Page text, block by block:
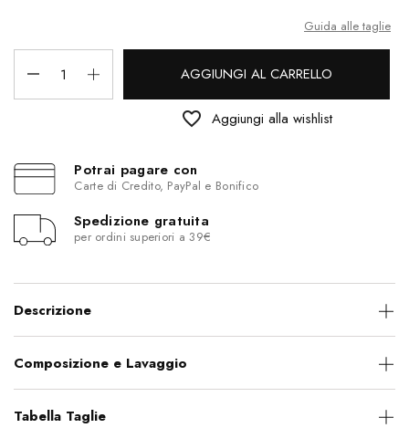
Guida alle taglie
AGGIUNGI AL CARRELLO
favorite_border Aggiungi alla wishlist
Potrai pagare con
Carte di Credito, PayPal e Bonifico
Spedizione gratuita
per ordini superiori a 39€
Descrizione
Composizione e Lavaggio
Tabella Taglie